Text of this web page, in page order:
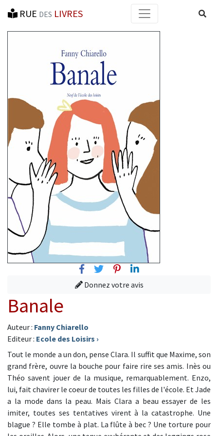
RUE DES LIVRES
FacebookTwitterPinterest
Linkedin
Donnez votre avis
Banale
Auteur : Fanny Chiarello
Editeur : Ecole des Loisirs ›
Tout le monde a un don, pense Clara. Il suffit que Maxime, son
grand frère, ouvre la bouche pour faire rire ses amis. Inès ou
Théo savent jouer de la musique, remarquablement. Enzo,
lui, fait chavirer le coeur de toutes les filles de l'école. Et Jade
a la mode dans la peau. Mais Clara a beau essayer de les
imiter, toutes ses tentatives virent à la catastrophe. Une
blague ? Elle tombe à plat. La flûte à bec ? Une torture pour